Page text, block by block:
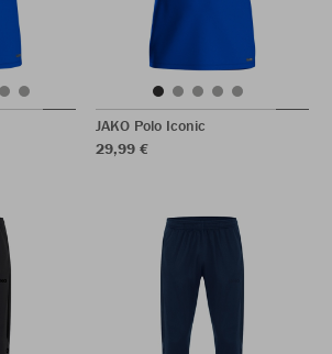
JAKO Polo Iconic
29,99 €